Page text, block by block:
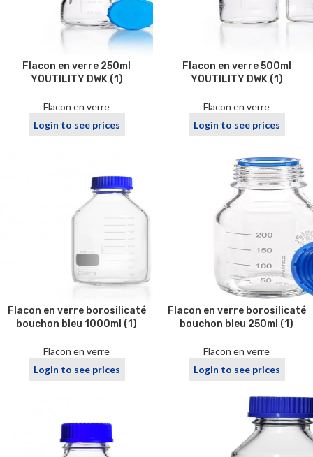
Flacon en verre 250ml
YOUTILITY DWK (1)
Flacon en verre
Login to see prices
Flacon en verre 500ml
YOUTILITY DWK (1)
Flacon en verre
Login to see prices
Flacon en verre borosilicaté
bouchon bleu 1000ml (1)
Flacon en verre
Login to see prices
Flacon en verre borosilicaté
bouchon bleu 250ml (1)
Flacon en verre
Login to see prices